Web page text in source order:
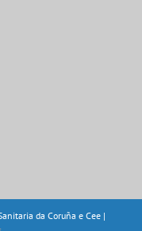
da Coruña e Cee |